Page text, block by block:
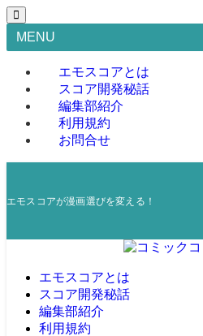
MENU
エモスコアとは
スコア開発秘話
編集部紹介
利用規約
お問合せ
エモスコアが漫画選びを変える！
エモスコアとは
スコア開発秘話
編集部紹介
利用規約